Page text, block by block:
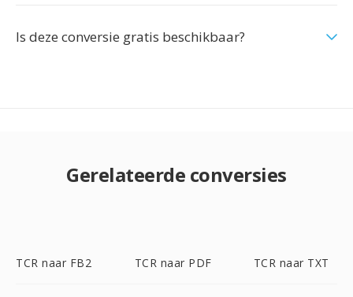
Is deze conversie gratis beschikbaar?
Gerelateerde conversies
TCR naar FB2 TCR naar PDF TCR naar TXT